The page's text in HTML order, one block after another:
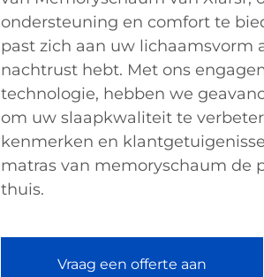
ondersteuning en comfort te
past zich aan uw lichaamsvorm
nachtrust hebt. Met ons
technologie, hebben we
om uw slaapkwaliteit te
kenmerken en
matras van memoryschaum de
thuis.
Vraag een offerte aan